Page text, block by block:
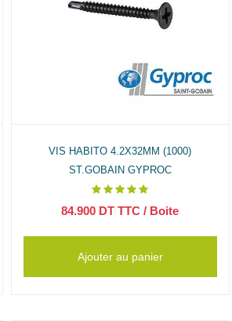
VIS HABITO 4.2X32MM (1000)
ST.GOBAIN GYPROC
84.900 DT TTC / Boite
Ajouter au panier